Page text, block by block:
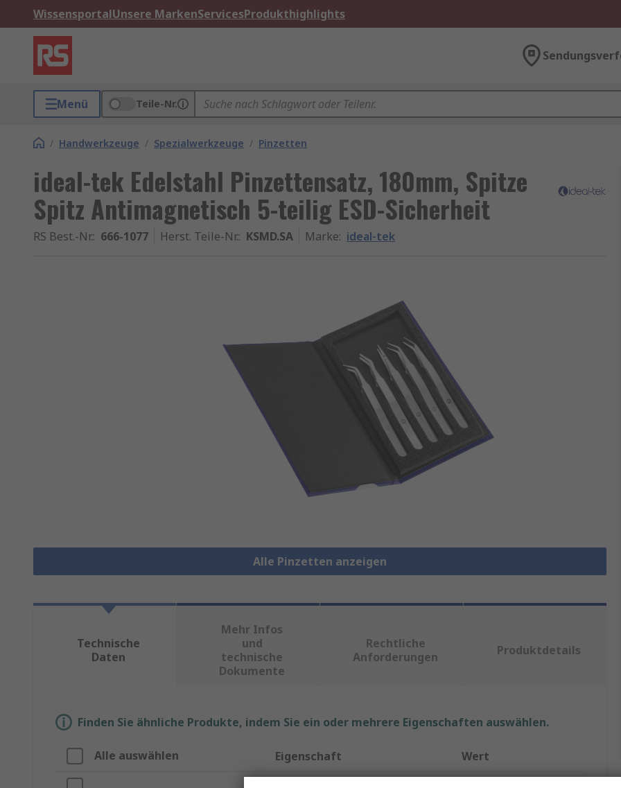
WissensportalUnsere MarkenServicesProdukthighlights
Menü Teile-Nr.
/ Handwerkzeuge / Spezialwerkzeuge / Pinzetten
ideal-tek Edelstahl Pinzettensatz, 180mm, Spitze
Spitz Antimagnetisch 5-teilig ESD-Sicherheit
RS Best.-Nr.: 666-1077 Herst. Teile-Nr.: KSMD.SA Marke: ideal-tek
Alle Pinzetten anzeigen
Technische
Daten
Mehr Infos
und
technische
Dokumente
Rechtliche
Anforderungen
Produktdetails
Finden Sie ähnliche Produkte, indem Sie ein oder mehrere Eigenschaften auswählen.
Alle auswählen Eigenschaft Wert